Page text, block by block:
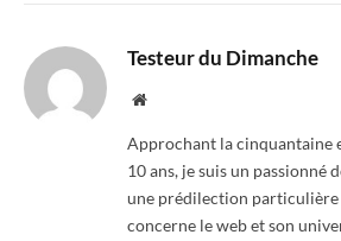
Testeur du Dimanche
Website
Approchant la cinquantaine
10 ans, je suis un passionné
une prédilection
concerne le web et son